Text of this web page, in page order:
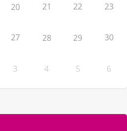
20 21 22 23
27 28 29 30
3 4 5 6